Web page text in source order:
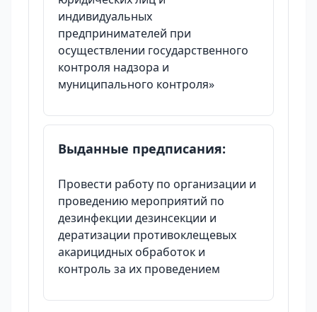
индивидуальных
предпринимателей при
осуществлении государственного
контроля надзора и
муниципального контроля»
Выданные предписания:
Провести работу по организации и
проведению мероприятий по
дезинфекции дезинсекции и
дератизации противоклещевых
акарицидных обработок и
контроль за их проведением